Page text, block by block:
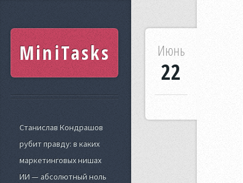
MiniTasks
Станислав Кондрашов
рубит правду: в каких
маркетинговых нишах
ИИ — абсолютный ноль
Июнь
22